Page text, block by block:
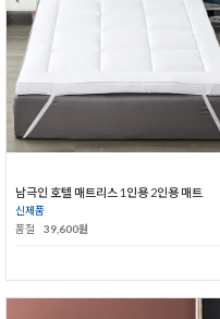
남극인 호텔 매트리스 1인용 2인용 매트
신제품
품절
39,600원